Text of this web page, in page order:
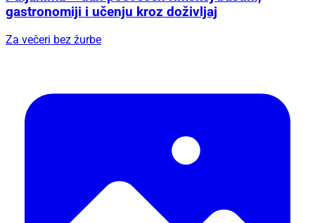
gastronomiji i učenju kroz doživljaj
Za večeri bez žurbe